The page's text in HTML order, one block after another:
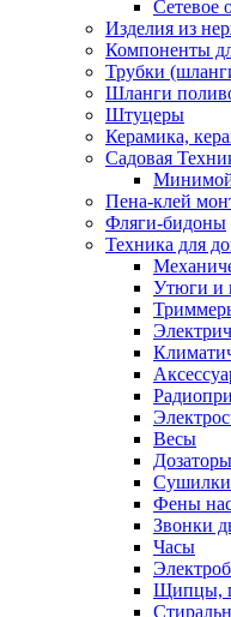
Сетевое
Изделия из
Компоненты
Трубки
Шланги
Штуцеры
Керамика,
Садовая
Пена-клей
Фляги-бидоны
Техника для
Утюги и
Весы
Сушилки
Фены
Звонки
Часы
Щипцы,